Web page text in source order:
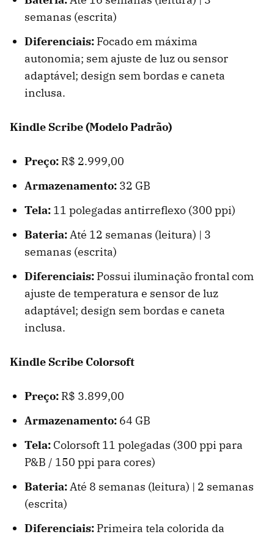
semanas (escrita)
Diferenciais: Focado em máxima
autonomia; sem ajuste de luz ou sensor
adaptável; design sem bordas e caneta
inclusa.
Kindle Scribe (Modelo Padrão)
Preço: R$ 2.999,00
Armazenamento: 32 GB
Tela: 11 polegadas antirreflexo (300 ppi)
Bateria:Até 12 semanas (leitura) | 3
semanas (escrita)
Diferenciais: Possui iluminação frontal com
ajuste de temperatura e sensor de luz
adaptável; design sem bordas e caneta
inclusa.
Kindle Scribe Colorsoft
Preço: R$ 3.899,00
Armazenamento: 64 GB
Tela: Colorsoft 11 polegadas (300 ppi para
P&B / 150 ppi para cores)
Bateria:Até 8 semanas (leitura) | 2 semanas
(escrita)
Diferenciais: Primeira tela colorida da